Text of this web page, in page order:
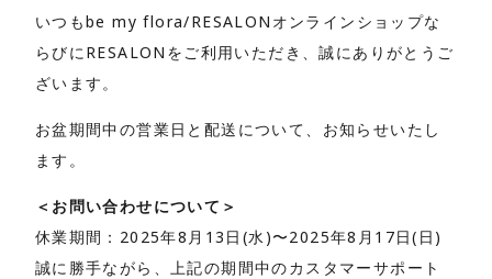
いつもbe my flora/RESALONオンラインショップな
らびにRESALONをご利用いただき、誠にありがとうご
ざいます。
お盆期間中の営業日と配送について、お知らせいたし
ます。
＜お問い合わせについて＞
休業期間：2025年8月13日(水)〜2025年8月17日(日)
誠に勝手ながら、上記の期間中のカスタマーサポート